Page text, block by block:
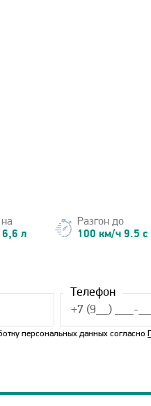
л
Разгон до
100 км/ч 9.5 с
Телефон
персональных данных согласно